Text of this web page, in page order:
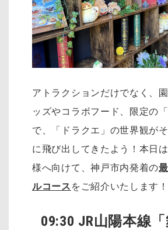
アトラクションだけでなく、
ッズやコラボフード、限定の
で、「ドラクエ」の世界観が
に飛び出してきたよう！本日
様へ向けて、神戸市内発着の
ルコース をご紹介いたします！
09:30 JR山陽本線